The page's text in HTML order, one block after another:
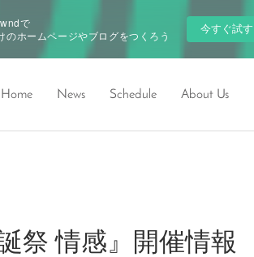
で
のホームページやブログをつくろう
今すぐ試す
Home News Schedule About Us
祭 情感』開催情報